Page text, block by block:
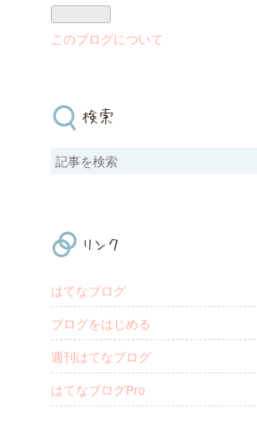
このブログについて
検索
リンク
はてなブログ
ブログをはじめる
週刊はてなブログ
はてなブログPro